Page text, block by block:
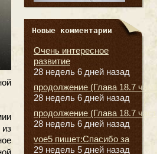
Новые комментарии
Очень интересное
развитие
28 недель 6 дней назад
продолжение (Глава 18.7 часть
28 недель 6 дней назад
продолжение (Глава 18.7 часть
28 недель 6 дней назад
voe5 пишет:Спасибо за
29 недель 5 дней назад